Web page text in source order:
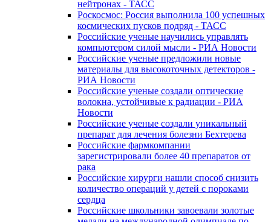
нейтронах - ТАСС
Роскосмос: Россия выполнила 100 успешных
космических пусков подряд - ТАСС
Российские ученые научились управлять
компьютером силой мысли - РИА Новости
Российские ученые предложили новые
материалы для высокоточных детекторов -
РИА Новости
Российские ученые создали оптические
волокна, устойчивые к радиации - РИА
Новости
Российские ученые создали уникальный
препарат для лечения болезни Бехтерева
Российские фармкомпании
зарегистрировали более 40 препаратов от
рака
Российские хирурги нашли способ снизить
количество операций у детей с пороками
сердца
Российские школьники завоевали золотые